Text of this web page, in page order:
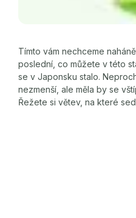
Tímto vám nechceme
poslední, co můžete v této
se v Japonsku stalo.
nezmenší, ale měla by se
Řežete si větev, na které